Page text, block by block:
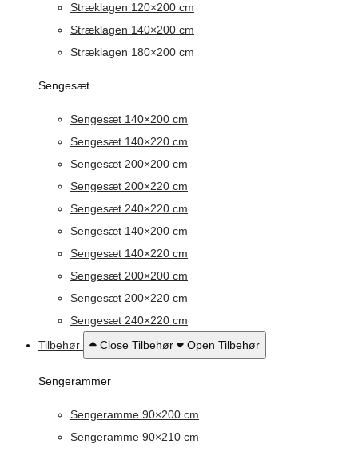
Stræklagen 120×200 cm
Stræklagen 140×200 cm
Stræklagen 180×200 cm
Sengesæt
Sengesæt 140×200 cm
Sengesæt 140×220 cm
Sengesæt 200×200 cm
Sengesæt 200×220 cm
Sengesæt 240×220 cm
Sengesæt 140×200 cm
Sengesæt 140×220 cm
Sengesæt 200×200 cm
Sengesæt 200×220 cm
Sengesæt 240×220 cm
Tilbehør
Close Tilbehør Open Tilbehør
Sengerammer
Sengeramme 90×200 cm
Sengeramme 90×210 cm